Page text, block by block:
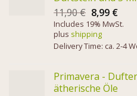
11,90€ 8,99 €
Includes 19% MwSt.
plus shipping
Delivery Time: ca. 2-4
Primavera -
ätherische Öle